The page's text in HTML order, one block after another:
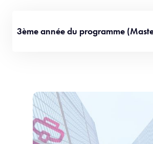
3ème année du programme